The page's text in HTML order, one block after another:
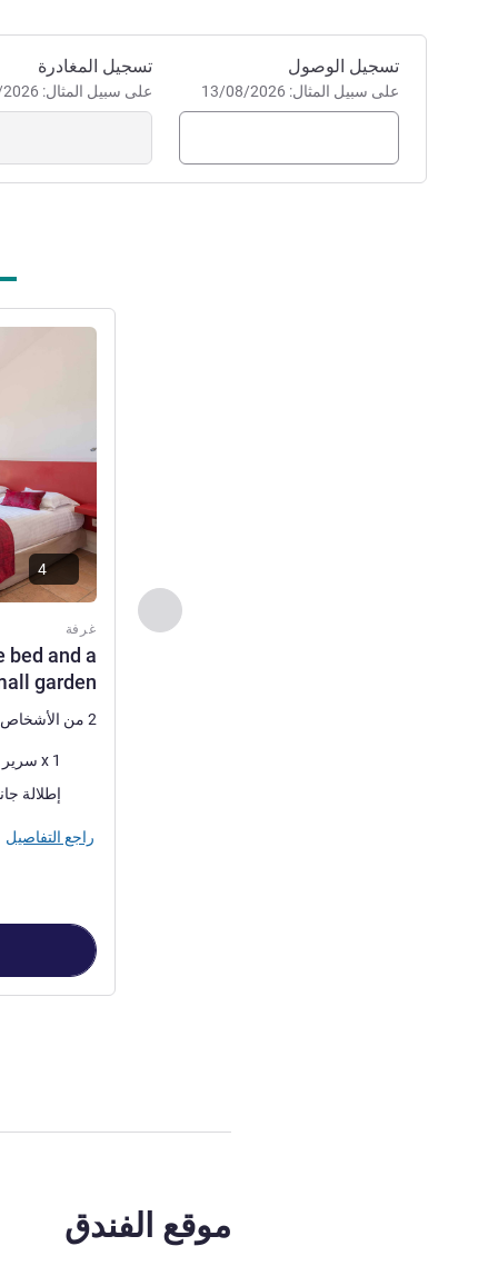
احجز في هذا الفندق
تسجيل الوصول
على سبيل المثال: 13/08/2026
تسجيل المغادرة
على سبيل المثال: 13/08/2026
السابق - غرفة
غرفة
bed and a
garden
راجع التفاصيل
2 من الأشخاص كحد أقصى
فرش السرير
1 x سرير (أسرّة) مزدوج
المناظر:إطلالة
راجع التفاصيل
موقع الفندق